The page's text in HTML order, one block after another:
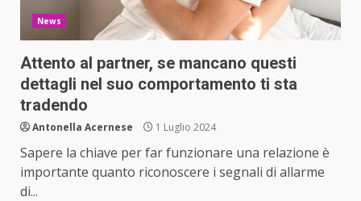
News
Attento al partner, se mancano questi
dettagli nel suo comportamento ti sta
tradendo
Antonella Acernese 1 Luglio 2024
Sapere la chiave per far funzionare una relazione è
importante quanto riconoscere i segnali di allarme
di...